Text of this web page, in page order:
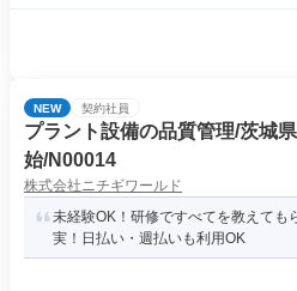
NEW 契約社員
プラント設備の品質管理/茨城
始/N00014
株式会社ニチギワールド
未経験OK！研修ですべてを教えても
実！日払い・週払いも利用OK